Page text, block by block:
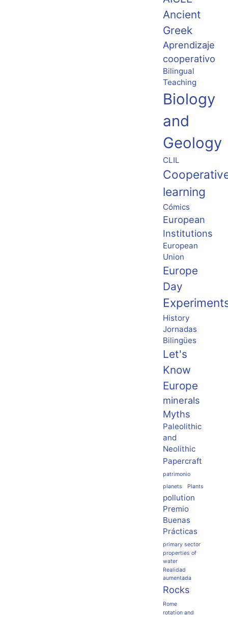
Ancient
Greek
Aprendizaje
cooperativo
Bilingual
Teaching
Biology
and
Geology
CLIL
learning
Cómics
European
Institutions
European
Union
Europe
Day
History
Jornadas
Bilingües
Let's
Know
Europe
minerals
Myths
Paleolithic
and
Neolithic
Papercraft
patrimonio
planets
Plants
pollution
Premio
Buenas
Prácticas
primary sector
properties of
water
Realidad
aumentada
Rocks
Rome
rotation and